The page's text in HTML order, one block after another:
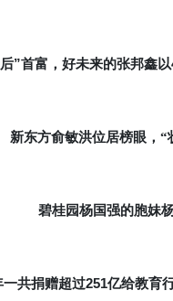
后”首富，好未来的张邦鑫以
新东方俞敏洪位居榜眼，
碧桂园杨国强的胞妹
共捐赠超过251亿给教育